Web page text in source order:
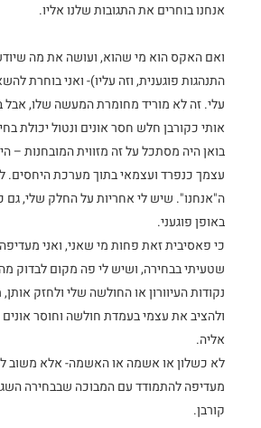
אנחנו בוחרים את התגובות שלנו אליו.
ואם האקס הוא מי שהוא, ועושה את מה
התנהגות פוגענית, וזה עליו)- ואני בוחרת
עלי. זה לא מוריד מחומרת המעשה שלו, אבל
אותי כקורבן חלש חסר אונים ונטול יכולת
בואן היה מסתכל על זה מזווית המובחנות –
עצמך כנפרד ועצמאי בתוך מערכת היחסים.
ה"אנחנו". שיש לי אחריות על החלק שלי,
באופן פוגעני.
כי פאסיבית זאת פחות מי שאני, ואני
שטעיתי בבחירה, ושיש לי פה מקום לבדוק
נקודות העיוורון או החולשה שלי ולחזק
ולהציב את עצמי בעמדת חולשה וחוסר אונים
אליה.
לא כשלון או אשמה או האשמה- אלא משוב
מעדיפה להתמודד עם המבוכה שבבחירה
קורבן.